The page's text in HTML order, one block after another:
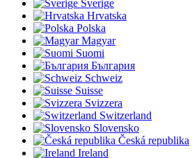
Sverige
Hrvatska
Polska
Magyar
Suomi
България
Schweiz
Suisse
Svizzera
Switzerland
Slovensko
Česká republika
Ireland